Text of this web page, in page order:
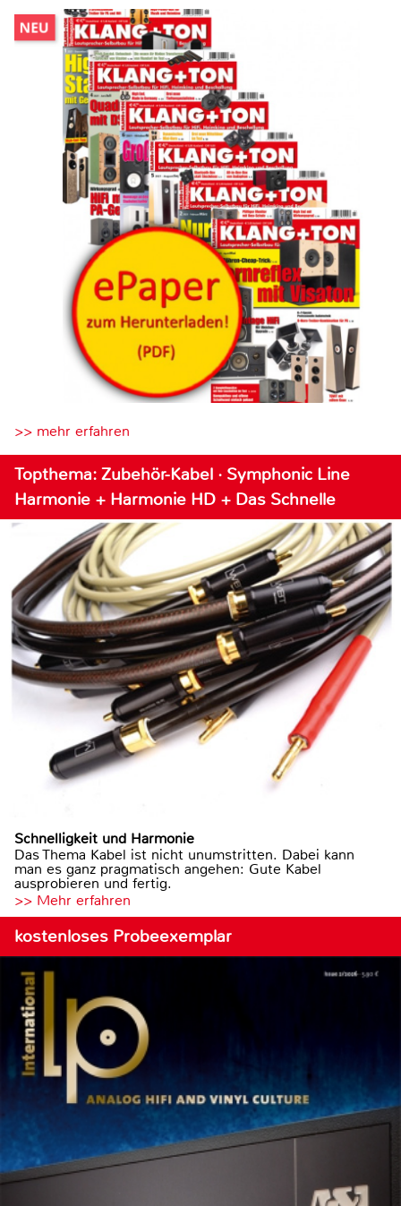
>> mehr erfahren
Topthema: Zubehör-Kabel · Symphonic Line
Harmonie + Harmonie HD + Das Schnelle
Schnelligkeit und Harmonie
Das Thema Kabel ist nicht unumstritten. Dabei kann
man es ganz pragmatisch angehen: Gute Kabel
ausprobieren und fertig.
>> Mehr erfahren
kostenloses Probeexemplar